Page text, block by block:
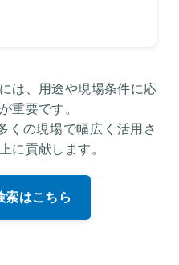
は、用途や現場条件に応
重要です。
くの現場で幅広く活用さ
に貢献します。
索はこちら